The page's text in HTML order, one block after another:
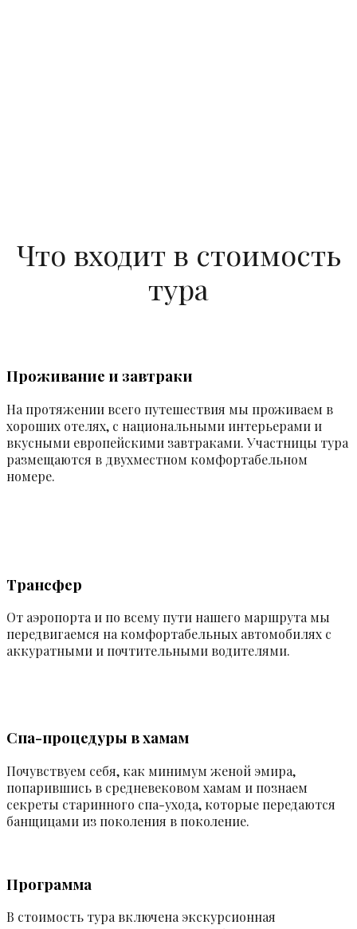
Что входит в стоимость
тура
Проживание и завтраки
На протяжении всего путешествия мы проживаем в
хороших отелях, с национальными интерьерами и
вкусными европейскими завтраками. Участницы тура
размещаются в двухместном комфортабельном
номере.
Трансфер
От аэропорта и по всему пути нашего маршрута мы
передвигаемся на комфортабельных автомобилях с
аккуратными и почтительными водителями.
Спа-процедуры в хамам
Почувствуем себя, как минимум женой эмира,
попарившись в средневековом хамам и познаем
секреты старинного спа-ухода, которые передаются
банщицами из поколения в поколение.
Программа
В стоимость тура включена экскурсионная